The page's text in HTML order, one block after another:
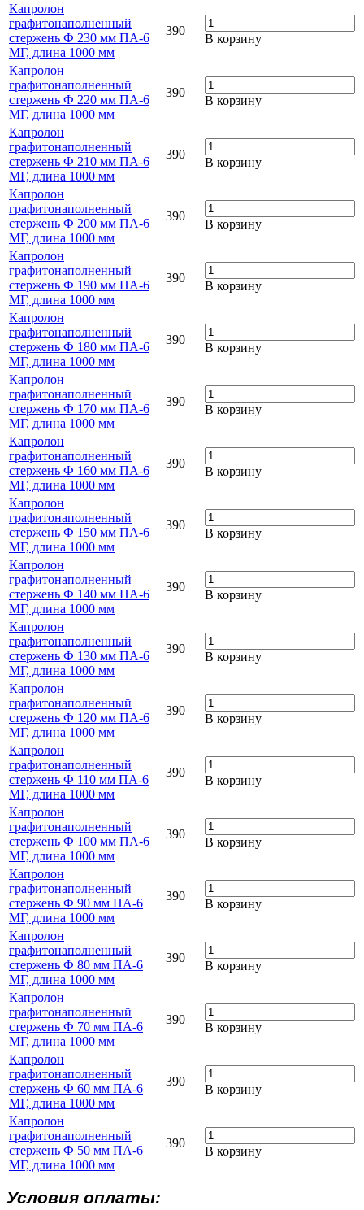
Капролон
графитонаполненный
стержень Ф 230 мм ПА-6
МГ, длина 1000 мм
390
В корзину
Капролон
графитонаполненный
стержень Ф 220 мм ПА-6
МГ, длина 1000 мм
390
В корзину
Капролон
графитонаполненный
стержень Ф 210 мм ПА-6
МГ, длина 1000 мм
390
В корзину
Капролон
графитонаполненный
стержень Ф 200 мм ПА-6
МГ, длина 1000 мм
390
В корзину
Капролон
графитонаполненный
стержень Ф 190 мм ПА-6
МГ, длина 1000 мм
390
В корзину
Капролон
графитонаполненный
стержень Ф 180 мм ПА-6
МГ, длина 1000 мм
390
В корзину
Капролон
графитонаполненный
стержень Ф 170 мм ПА-6
МГ, длина 1000 мм
390
В корзину
Капролон
графитонаполненный
стержень Ф 160 мм ПА-6
МГ, длина 1000 мм
390
В корзину
Капролон
графитонаполненный
стержень Ф 150 мм ПА-6
МГ, длина 1000 мм
390
В корзину
Капролон
графитонаполненный
стержень Ф 140 мм ПА-6
МГ, длина 1000 мм
390
В корзину
Капролон
графитонаполненный
стержень Ф 130 мм ПА-6
МГ, длина 1000 мм
390
В корзину
Капролон
графитонаполненный
стержень Ф 120 мм ПА-6
МГ, длина 1000 мм
390
В корзину
Капролон
графитонаполненный
стержень Ф 110 мм ПА-6
МГ, длина 1000 мм
390
В корзину
Капролон
графитонаполненный
стержень Ф 100 мм ПА-6
МГ, длина 1000 мм
390
В корзину
Капролон
графитонаполненный
стержень Ф 90 мм ПА-6
МГ, длина 1000 мм
390
В корзину
Капролон
графитонаполненный
стержень Ф 80 мм ПА-6
МГ, длина 1000 мм
390
В корзину
Капролон
графитонаполненный
стержень Ф 70 мм ПА-6
МГ, длина 1000 мм
390
В корзину
Капролон
графитонаполненный
стержень Ф 60 мм ПА-6
МГ, длина 1000 мм
390
В корзину
Капролон
графитонаполненный
стержень Ф 50 мм ПА-6
МГ, длина 1000 мм
390
В корзину
Условия оплаты: